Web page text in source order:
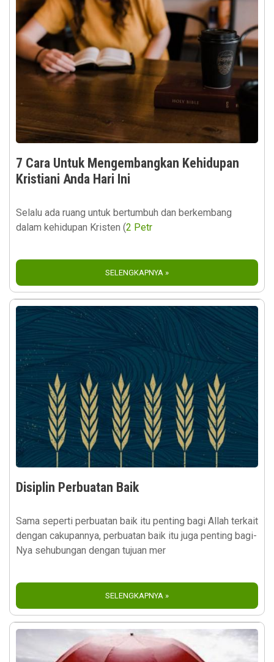
7 Cara Untuk Mengembangkan Kehidupan
Kristiani Anda Hari Ini
Selalu ada ruang untuk bertumbuh dan berkembang
dalam kehidupan Kristen (2 Petr
SELENGKAPNYA »
Disiplin Perbuatan Baik
Sama seperti perbuatan baik itu penting bagi Allah terkait
dengan cakupannya, perbuatan baik itu juga penting bagi-
Nya sehubungan dengan tujuan mer
SELENGKAPNYA »